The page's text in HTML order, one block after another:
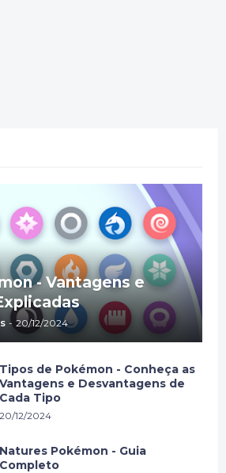
- Vantagens e
- 20/12/2024
Tipos de Pokémon - Conheça as
Vantagens e Desvantagens de
Cada Tipo
20/12/2024
Natures Pokémon - Guia
Completo